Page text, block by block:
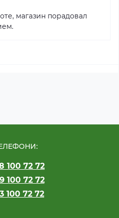
магазин порадовал
100 72 72
100 72 72
100 72 72